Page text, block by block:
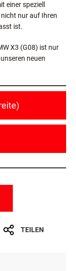
einer speziell
nur auf Ihren
ist.
X3 (G08) ist nur
neuen
TEILEN